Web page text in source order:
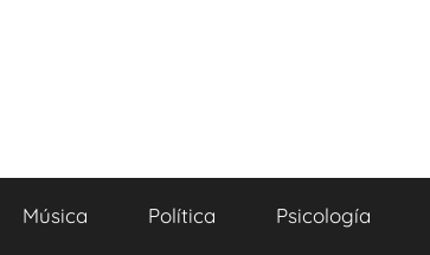
Música Política Psicología